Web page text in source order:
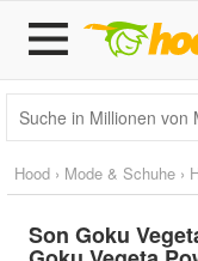
Hood › Mode & Schuhe ›
Son Goku